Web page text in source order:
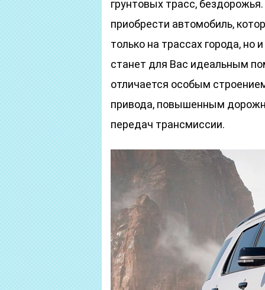
грунтовых трасс,
приобрести автомобиль,
только на трассах города, но
станет для Вас идеальным
отличается особым
привода, повышенным
передач трансмиссии.